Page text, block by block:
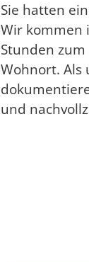
Sie hatten
Wir kommen
Stunden
Wohnort. Als
und